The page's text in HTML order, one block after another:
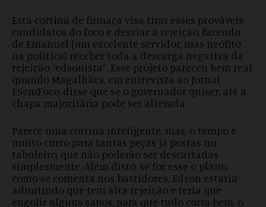
Esta cortina de fumaça visa tirar esses prováveis
candidatos do foco e desviar a rejeição, fazendo
de Emanuel (um excelente servidor, mas neófito
na política) receber toda a descarga negativa da
rejeição “edsonista”. Esse projeto pareceu bem real
quando Magalhães, em entrevista ao Jornal
ESemFoco, disse que se o governador quiser, até a
chapa majoritária pode ser alterada.
Parece uma cortina inteligente, mas, o tempo é
muito curto para tantas peças já postas no
tabuleiro, que não poderão ser descartadas
simplesmente. Além disto, se for esse o plano,
como se comenta nos bastidores, Edson estaria
admitindo que tem alta rejeição e teria que
engolir alguns sapos, para que tudo corra bem, o